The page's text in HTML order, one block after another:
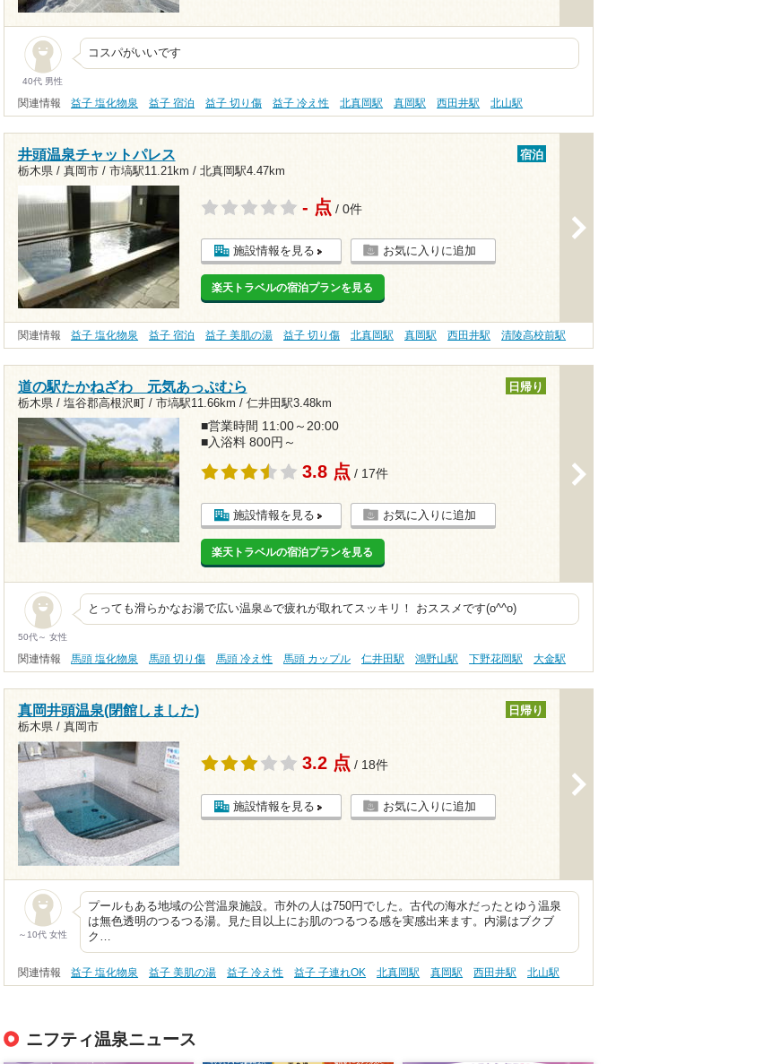
40代 男性
コスパがいいです
関連情報 益子 塩化物泉 益子 宿泊 益子 切り傷 益子 冷え性 北真岡駅 真岡駅 西田井駅 北山駅
井頭温泉チャットパレス
栃木県 / 真岡市 / 市塙駅11.21km / 北真岡駅4.47km
宿泊
- 点 / 0件
施設情報を見る お気に入りに追加
楽天トラベルの宿泊プランを見る
関連情報 益子 塩化物泉 益子 宿泊 益子 美肌の湯 益子 切り傷 北真岡駅 真岡駅 西田井駅 清陵高校前駅
道の駅たかねざわ 元気あっぷむら
栃木県 / 塩谷郡高根沢町 / 市塙駅11.66km / 仁井田駅3.48km
日帰り
■営業時間 11:00～20:00
■入浴料 800円～
3.8 点 / 17件
施設情報を見る お気に入りに追加
楽天トラベルの宿泊プランを見る
50代～ 女性
とっても滑らかなお湯で広い温泉♨️で疲れが取れてスッキリ！ おススメです(o^^o)
関連情報 馬頭 塩化物泉 馬頭 切り傷 馬頭 冷え性 馬頭 カップル 仁井田駅 鴻野山駅 下野花岡駅 大金駅
真岡井頭温泉(閉館しました)
栃木県 / 真岡市
日帰り
3.2 点 / 18件
施設情報を見る お気に入りに追加
～10代 女性
プールもある地域の公営温泉施設。市外の人は750円でした。古代の海水だったとゆう温泉
は無色透明のつるつる湯。見た目以上にお肌のつるつる感を実感出来ます。内湯はブクブ
ク…
関連情報 益子 塩化物泉 益子 美肌の湯 益子 冷え性 益子 子連れOK 北真岡駅 真岡駅 西田井駅 北山駅
ニフティ温泉ニュース